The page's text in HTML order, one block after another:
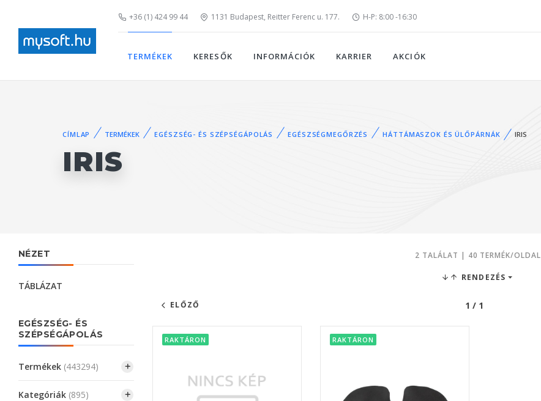
+36 (1) 424 99 44 1131 Budapest, Reitter Ferenc u. 177. H-P: 8:00 -16:30
TERMÉKEK KERESŐK INFORMÁCIÓK KARRIER AKCIÓK
CÍMLAP TERMÉKEK EGÉSZSÉG- ÉS SZÉPSÉGÁPOLÁS EGÉSZSÉGMEGŐRZÉS HÁTTÁMASZOK ÉS ÜLŐPÁRNÁK IRIS
IRIS
NÉZET
TÁBLÁZAT
EGÉSZSÉG- ÉS
SZÉPSÉGÁPOLÁS
Termékek (443294)
Kategóriák (895)
2 TALÁLAT | 40 TERMÉK/OLDAL
RENDEZÉS
ELŐZŐ 1 / 1
RAKTÁRON RAKTÁRON